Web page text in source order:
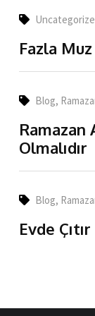
Fazla
Blog,
Ramazan
Olmalıdır
Blog,
Evde